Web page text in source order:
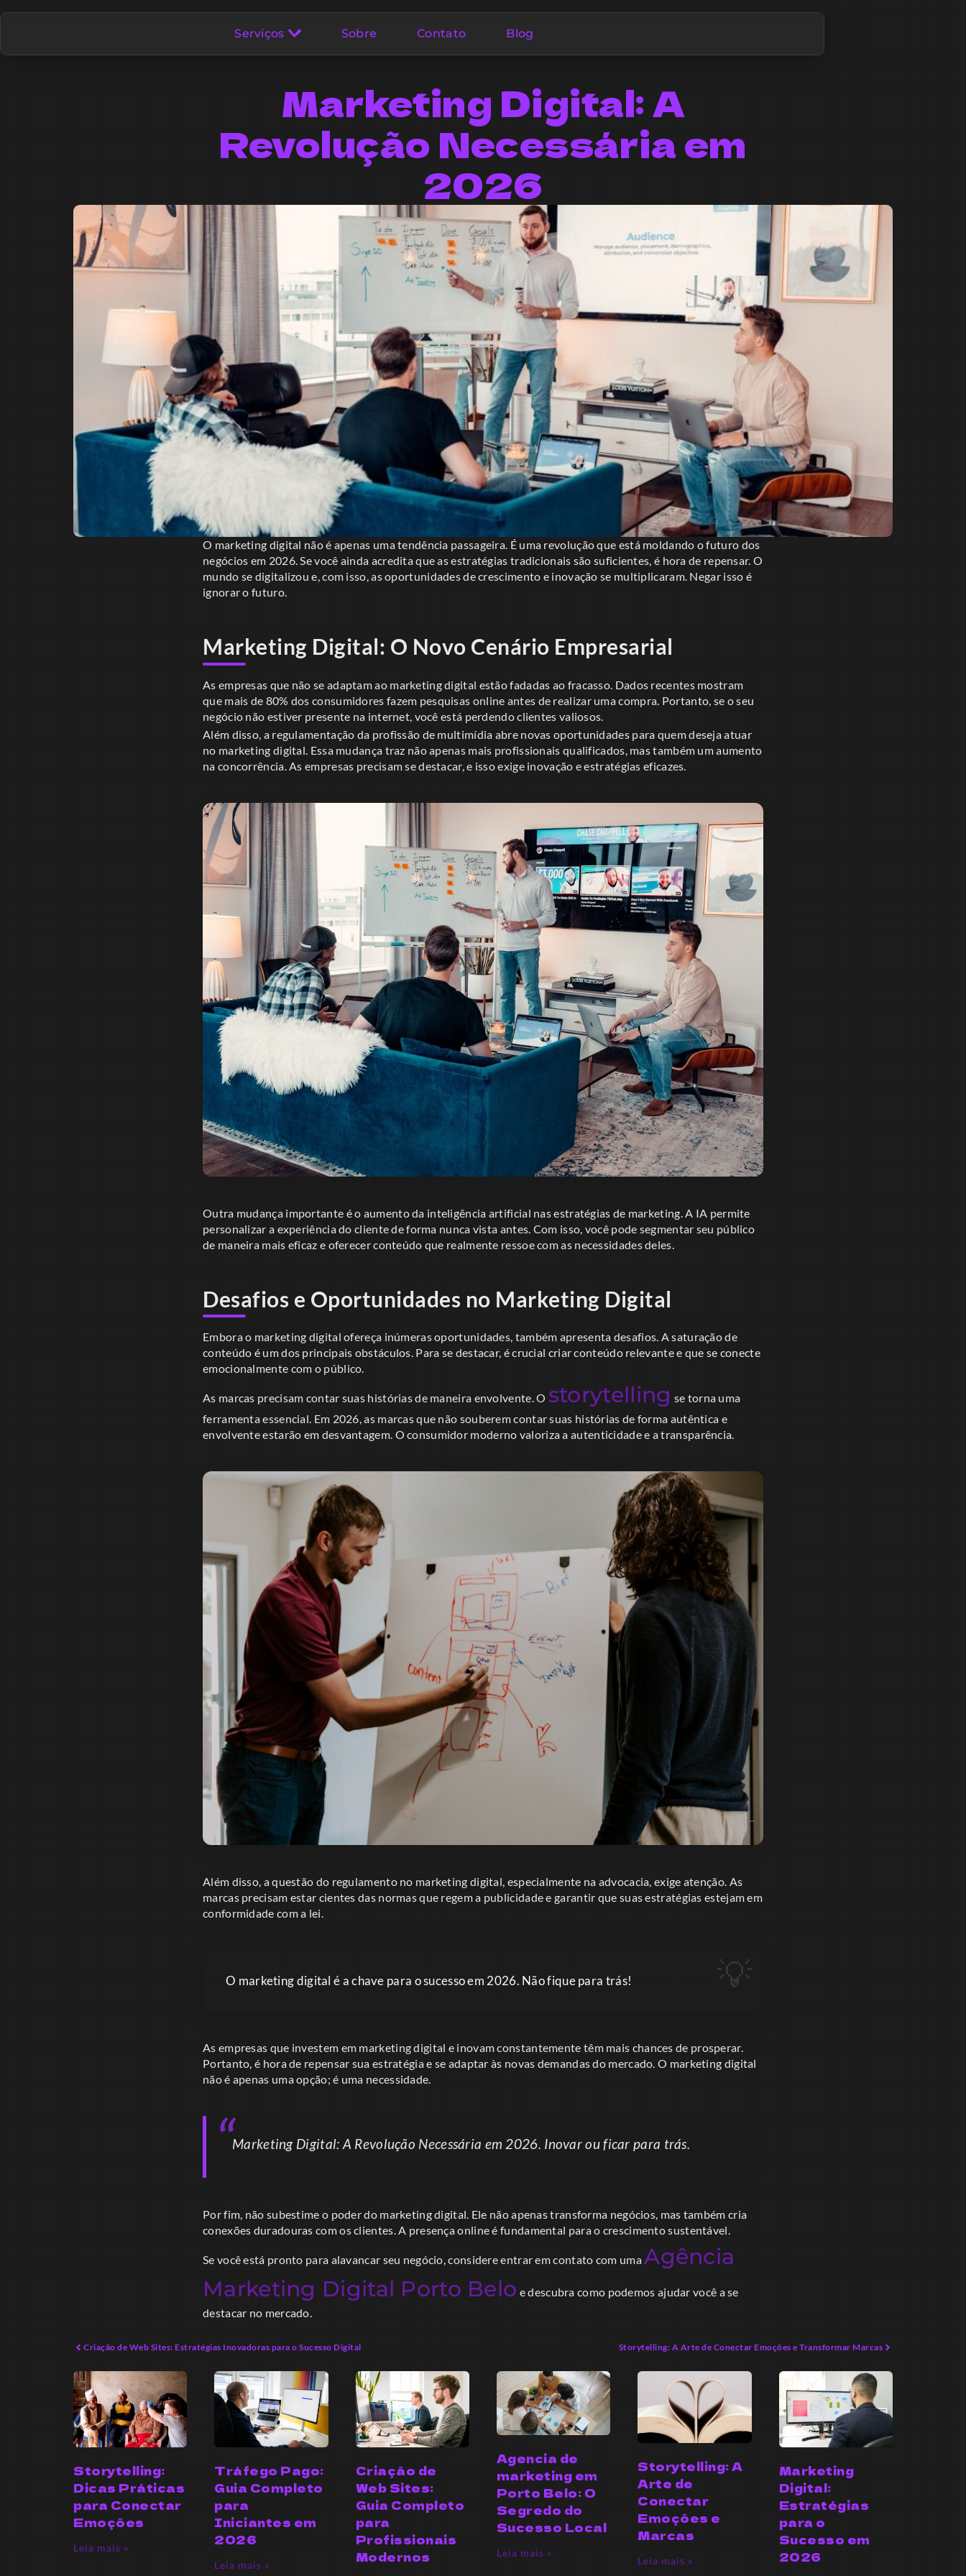
Serviços Sobre Contato Blog
Marketing Digital: A
Revolução Necessária em
2026
O marketing digital não é apenas uma tendência passageira. É uma revolução que está moldando o futuro dos
negócios em 2026. Se você ainda acredita que as estratégias tradicionais são suficientes, é hora de repensar. O
mundo se digitalizou e, com isso, as oportunidades de crescimento e inovação se multiplicaram. Negar isso é
ignorar o futuro.
Marketing Digital: O Novo Cenário Empresarial
As empresas que não se adaptam ao marketing digital estão fadadas ao fracasso. Dados recentes mostram
que mais de 80% dos consumidores fazem pesquisas online antes de realizar uma compra. Portanto, se o seu
negócio não estiver presente na internet, você está perdendo clientes valiosos.
Além disso, a regulamentação da profissão de multimídia abre novas oportunidades para quem deseja atuar
no marketing digital. Essa mudança traz não apenas mais profissionais qualificados, mas também um aumento
na concorrência. As empresas precisam se destacar, e isso exige inovação e estratégias eficazes.
Outra mudança importante é o aumento da inteligência artificial nas estratégias de marketing. A IA permite
personalizar a experiência do cliente de forma nunca vista antes. Com isso, você pode segmentar seu público
de maneira mais eficaz e oferecer conteúdo que realmente ressoe com as necessidades deles.
Desafios e Oportunidades no Marketing Digital
Embora o marketing digital ofereça inúmeras oportunidades, também apresenta desafios. A saturação de
conteúdo é um dos principais obstáculos. Para se destacar, é crucial criar conteúdo relevante e que se conecte
emocionalmente com o público.
As marcas precisam contar suas histórias de maneira envolvente. O storytelling se torna uma
ferramenta essencial. Em 2026, as marcas que não souberem contar suas histórias de forma autêntica e
envolvente estarão em desvantagem. O consumidor moderno valoriza a autenticidade e a transparência.
Além disso, a questão do regulamento no marketing digital, especialmente na advocacia, exige atenção. As
marcas precisam estar cientes das normas que regem a publicidade e garantir que suas estratégias estejam em
conformidade com a lei.
O marketing digital é a chave para o sucesso em 2026. Não fique para trás!
As empresas que investem em marketing digital e inovam constantemente têm mais chances de prosperar.
Portanto, é hora de repensar sua estratégia e se adaptar às novas demandas do mercado. O marketing digital
não é apenas uma opção; é uma necessidade.
Marketing Digital: A Revolução Necessária em 2026. Inovar ou ficar para trás.
Por fim, não subestime o poder do marketing digital. Ele não apenas transforma negócios, mas também cria
conexões duradouras com os clientes. A presença online é fundamental para o crescimento sustentável.
Se você está pronto para alavancar seu negócio, considere entrar em contato com umaAgência
Marketing Digital Porto Belo e descubra como podemos ajudar você a se
destacar no mercado.
Criação de Web Sites: Estratégias Inovadoras para o Sucesso Digital Storytelling: A Arte de Conectar Emoções e Transformar Marcas
Storytelling:
Dicas Práticas
para Conectar
Emoções
Leia mais »
Tráfego Pago:
Guia Completo
para
Iniciantes em
2026
Leia mais »
Criação de
Web Sites:
Guia Completo
para
Profissionais
Modernos
Agencia de
marketing em
Porto Belo: O
Segredo do
Sucesso Local
Leia mais »
Storytelling: A
Arte de
Conectar
Emoções e
Marcas
Leia mais »
Marketing
Digital:
Estratégias
para o
Sucesso em
2026